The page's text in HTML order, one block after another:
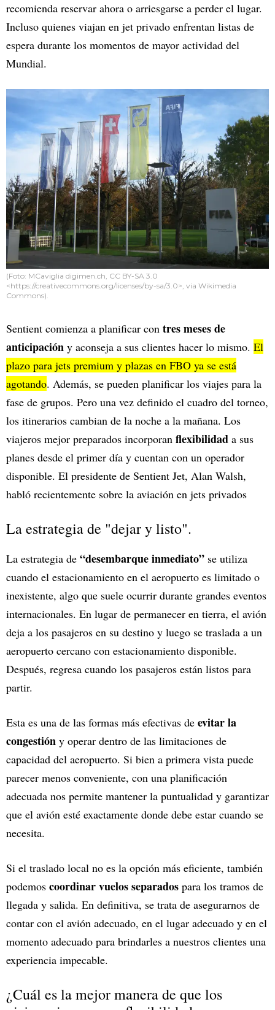
recomienda reservar ahora o arriesgarse a perder el lugar.
Incluso quienes viajan en jet privado enfrentan listas de
espera durante los momentos de mayor actividad del
Mundial.
(Foto: MCaviglia digimen.ch, CC BY-SA 3.0
<https://creativecommons.org/licenses/by-sa/3.0>, via Wikimedia
Commons).
Sentient comienza a planificar con tres meses de
anticipación y aconseja a sus clientes hacer lo mismo. El
plazo para jets premium y plazas en FBO ya se está
agotando. Además, se pueden planificar los viajes para la
fase de grupos. Pero una vez definido el cuadro del torneo,
los itinerarios cambian de la noche a la mañana. Los
viajeros mejor preparados incorporan flexibilidad a sus
planes desde el primer día y cuentan con un operador
disponible. El presidente de Sentient Jet, Alan Walsh,
habló recientemente sobre la aviación en jets privados
La estrategia de "dejar y listo".
La estrategia de “desembarque inmediato” se utiliza
cuando el estacionamiento en el aeropuerto es limitado o
inexistente, algo que suele ocurrir durante grandes eventos
internacionales. En lugar de permanecer en tierra, el avión
deja a los pasajeros en su destino y luego se traslada a un
aeropuerto cercano con estacionamiento disponible.
Después, regresa cuando los pasajeros están listos para
partir.
Esta es una de las formas más efectivas de evitar la
congestión y operar dentro de las limitaciones de
capacidad del aeropuerto. Si bien a primera vista puede
parecer menos conveniente, con una planificación
adecuada nos permite mantener la puntualidad y garantizar
que el avión esté exactamente donde debe estar cuando se
necesita.
Si el traslado local no es la opción más eficiente, también
podemos coordinar vuelos separados para los tramos de
llegada y salida. En definitiva, se trata de asegurarnos de
contar con el avión adecuado, en el lugar adecuado y en el
momento adecuado para brindarles a nuestros clientes una
experiencia impecable.
¿Cuál es la mejor manera de que los